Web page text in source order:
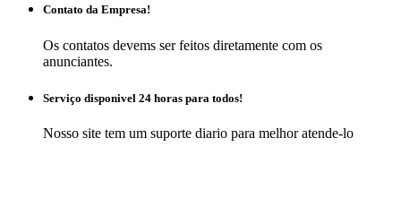
Contato da Empresa!
Os contatos devems ser feitos diretamente com os
anunciantes.
Serviço disponivel 24 horas para todos!
Nosso site tem um suporte diario para melhor atende-lo